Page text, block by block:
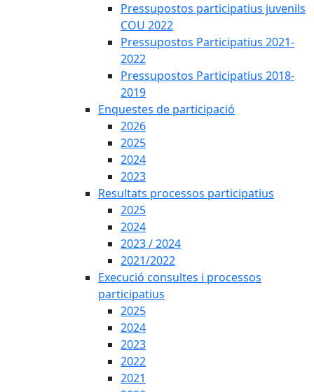
Pressupostos participatius juvenils
COU 2022
Pressupostos Participatius 2021-
2022
Pressupostos Participatius 2018-
2019
Enquestes de participació
2026
2025
2024
2023
Resultats processos participatius
2025
2024
2023 / 2024
2021/2022
Execució consultes i processos
participatius
2025
2024
2023
2022
2021